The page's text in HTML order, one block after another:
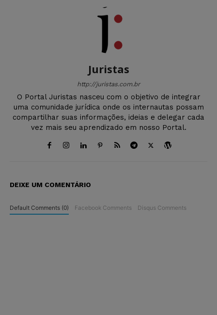
Juristas
http://juristas.com.br
O Portal Juristas nasceu com o objetivo de integrar
uma comunidade jurídica onde os internautas possam
compartilhar suas informações, ideias e delegar cada
vez mais seu aprendizado em nosso Portal.
DEIXE UM COMENTÁRIO
Default Comments (0) Facebook Comments Disqus Comments